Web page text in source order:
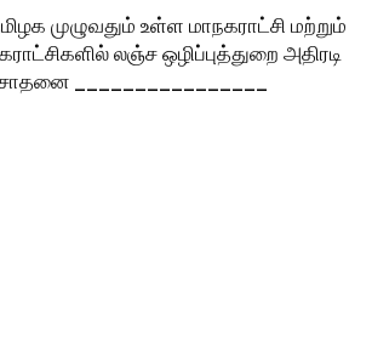
முழுவதும் உள்ள மாநகராட்சி மற்றும்
லஞ்ச ஒழிப்புத்துறை அதிரடி
________________